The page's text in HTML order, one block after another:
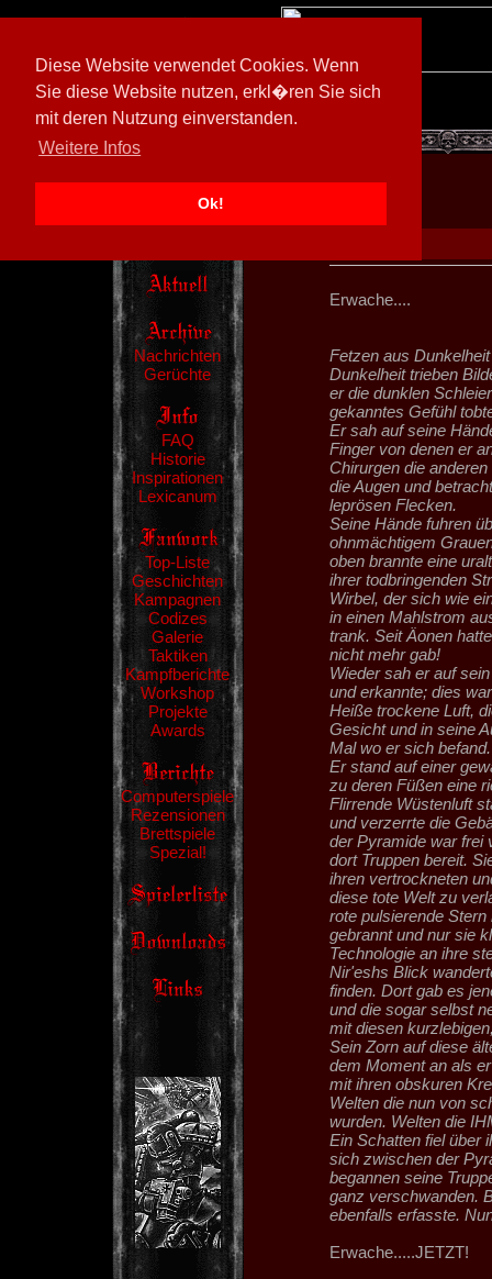
Diese Website verwendet Cookies. Wenn
Sie diese Website nutzen, erkl�ren Sie sich
mit deren Nutzung einverstanden.
Weitere Infos
Ok!
[ 600026/M3]
Nachrichten
Gerüchte
FAQ
Historie
Inspirationen
Lexicanum
Top-Liste
Geschichten
Kampagnen
Codizes
Galerie
Taktiken
Kampfberichte
Workshop
Projekte
Awards
Computerspiele
Rezensionen
Brettspiele
Spezial!
Erwache....
Fetzen aus
Dunkelheit trieben
er die dunklen
gekanntes Gefühl
Er sah auf seine
Finger von denen er
Chirurgen die
die Augen und
leprösen Flecken.
Seine Hände fuhren
ohnmächtigem
oben brannte eine
ihrer todbringenden
Wirbel, der sich wie
in einen Mahlstrom
trank. Seit Äonen
nicht mehr gab!
Wieder sah er auf
und erkannte; dies
Heiße trockene Luft,
Gesicht und in seine
Mal wo er sich befand.
Er stand auf einer
zu deren Füßen eine
Flirrende Wüstenluft
und verzerrte die
der Pyramide war frei
dort Truppen bereit.
ihren vertrockneten
diese tote Welt zu
rote pulsierende
gebrannt und nur sie
Technologie an ihre
Nir'eshs Blick
finden. Dort gab es
und die sogar selbst
mit diesen
Sein Zorn auf diese
dem Moment an als
mit ihren obskuren
Welten die nun von
wurden. Welten die
Ein Schatten fiel über
sich zwischen der
begannen seine
ganz verschwanden.
ebenfalls erfasste.
Erwache.....JETZT!